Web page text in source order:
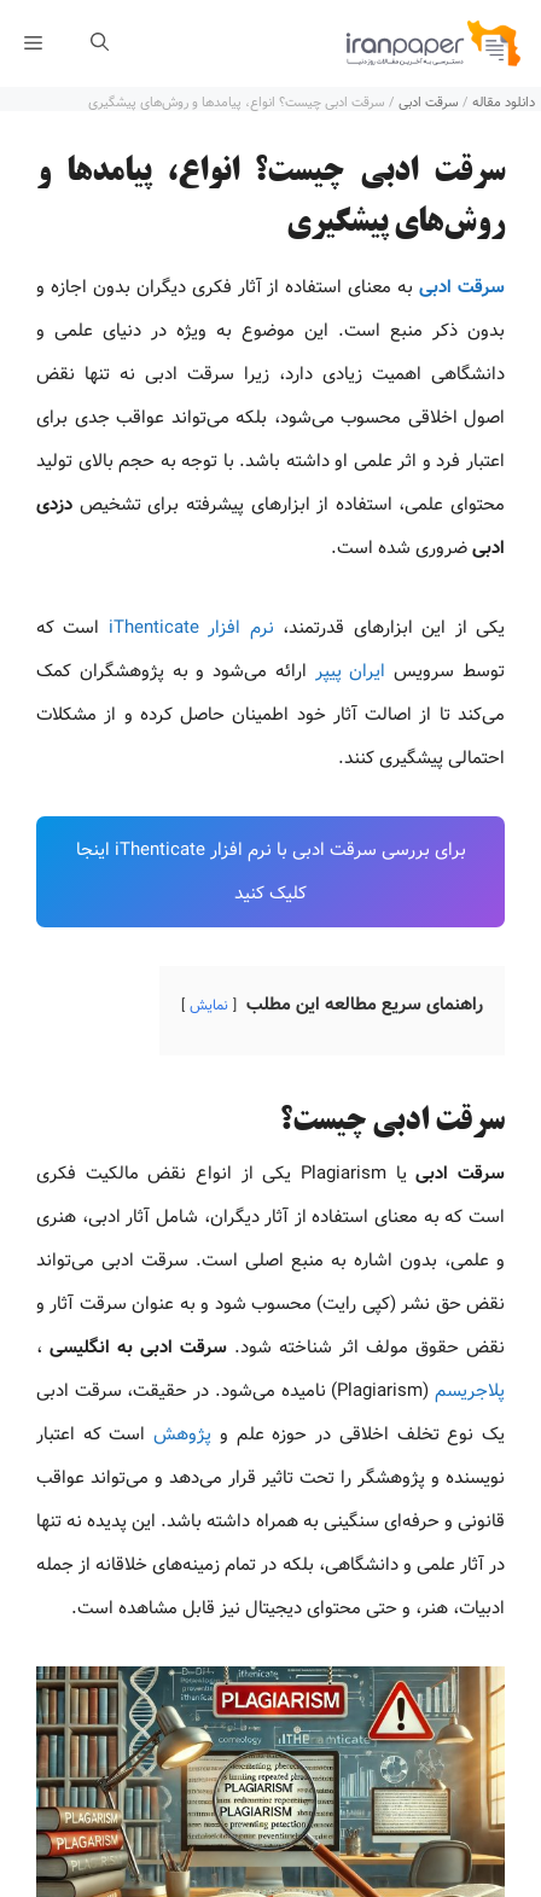
پرش
محتوا
دانلود مقاله / سرقت ادبی / سرقت ادبی چیست؟ انواع، پیامدها و روش‌های پیشگیری
سرقت ادبی چیست؟ انواع، پیامدها و
روش‌های پیشگیری
سرقت ادبیبه معنای استفاده از آثار فکری دیگران بدون اجازه و
بدون ذکر منبع است. این موضوع به ویژه در دنیای علمی و
دانشگاهی اهمیت زیادی دارد، زیرا سرقت ادبی نه تنها نقض
اصول اخلاقی محسوب می‌شود، بلکه می‌تواند عواقب جدی برای
اعتبار فرد و اثر علمی او داشته باشد. با توجه به حجم بالای تولید
محتوای علمی، استفاده از ابزارهای پیشرفته برای تشخیص دزدی
ادبیضروری شده است.
یکی از این ابزارهای قدرتمند، نرم افزار iThenticate
است که
توسط سرویس ایران پیپر ارائه می‌شود و به پژوهشگران کمک
می‌کند تا از اصالت آثار خود اطمینان حاصل کرده و از مشکلات
احتمالی پیشگیری کنند.
برای بررسی سرقت ادبی با نرم افزار iThenticate اینجا
کلیک کنید
راهنمای سریع مطالعه این مطلب نمایش
سرقت ادبی چیست؟
سرقت ادبی
یا Plagiarism یکی از انواع نقض مالکیت فکری
است که به معنای استفاده از آثار دیگران، شامل آثار ادبی، هنری
و علمی، بدون اشاره به منبع اصلی است. سرقت ادبی می‌تواند
نقض حق نشر (کپی رایت) محسوب شود و به عنوان سرقت آثار و
نقض حقوق مولف اثر شناخته شود. سرقت ادبی به انگلیسی ،
پلاجریسم
(Plagiarism) نامیده می‌شود. در حقیقت، سرقت ادبی
یک نوع تخلف اخلاقی در حوزه علم و پژوهشاست که اعتبار
نویسنده و پژوهشگر را تحت تاثیر قرار می‌دهد و می‌تواند عواقب
قانونی و حرفه‌ای سنگینی به همراه داشته باشد. این پدیده نه تنها
در آثار علمی و دانشگاهی، بلکه در تمام زمینه‌های خلاقانه از جمله
ادبیات، هنر، و حتی محتوای دیجیتال نیز قابل مشاهده است.